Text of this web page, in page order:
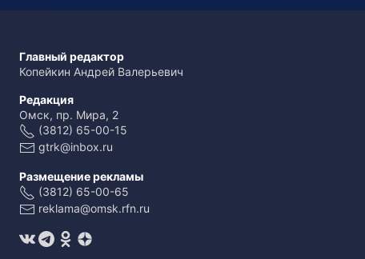
Главный редактор
Копейкин Андрей Валерьевич
Редакция
Омск, пр. Мира, 2
(3812) 65-00-15
gtrk@inbox.ru
Размещение рекламы
(3812) 65-00-65
reklama@omsk.rfn.ru